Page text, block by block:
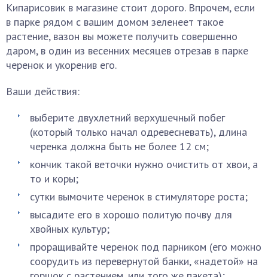
Кипарисовик в магазине стоит дорого. Впрочем, если
в парке рядом с вашим домом зеленеет такое
растение, вазон вы можете получить совершенно
даром, в один из весенних месяцев отрезав в парке
черенок и укоренив его.
Ваши действия:
выберите двухлетний верхушечный побег
(который только начал одревесневать), длина
черенка должна быть не более 12 см;
кончик такой веточки нужно очистить от хвои, а
то и коры;
сутки вымочите черенок в стимуляторе роста;
высадите его в хорошо политую почву для
хвойных культур;
проращивайте черенок под парником (его можно
соорудить из перевернутой банки, «надетой» на